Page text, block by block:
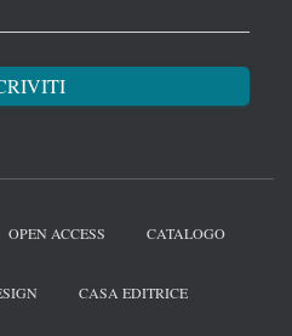
OPEN ACCESS CATALOGO
CASA EDITRICE